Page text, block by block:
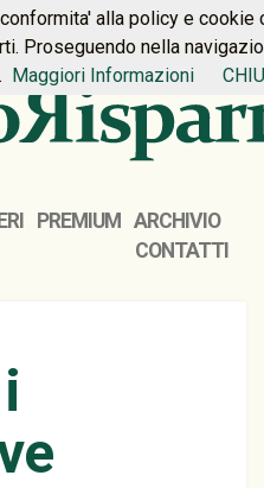
PREMIUM
ARCHIVIO
CONTATTI
alla policy e cookie
Proseguendo nella
Maggiori Informazioni